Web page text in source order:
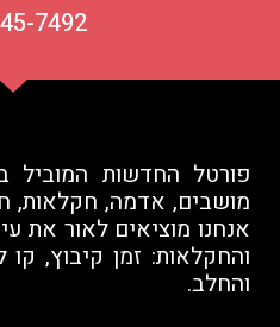
7492
פורטל החדשות המוביל
מושבים, אדמה, חקלאות,
אנחנו מוציאים לאור את
והחקלאות: זמן קיבוץ,
והחלב.